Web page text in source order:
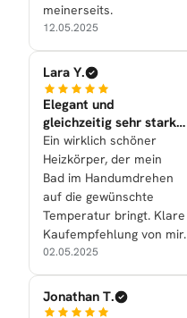
meinerseits.
12.05.2025
Lara Y.
Elegant und
gleichzeitig sehr stark
in der Leistung
Ein wirklich schöner
Heizkörper, der mein
Bad im Handumdrehen
auf die gewünschte
Temperatur bringt. Klare
Kaufempfehlung von mir.
02.05.2025
Jonathan T.